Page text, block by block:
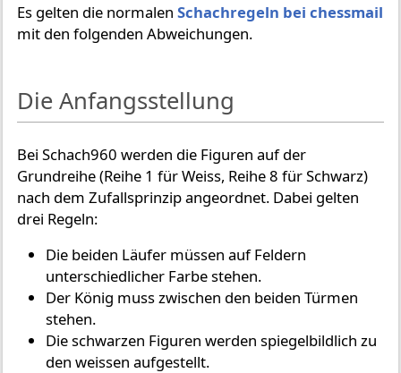
Es gelten die normalen Schachregeln bei chessmail
mit den folgenden Abweichungen.
Die Anfangsstellung
Bei Schach960 werden die Figuren auf der
Grundreihe (Reihe 1 für Weiss, Reihe 8 für Schwarz)
nach dem Zufallsprinzip angeordnet. Dabei gelten
drei Regeln:
Die beiden Läufer müssen auf Feldern
unterschiedlicher Farbe stehen.
Der König muss zwischen den beiden Türmen
stehen.
Die schwarzen Figuren werden spiegelbildlich zu
den weissen aufgestellt.